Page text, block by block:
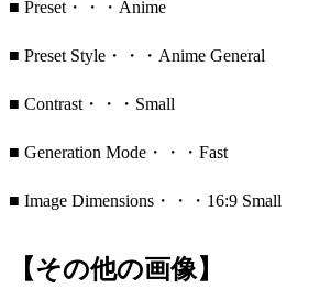
■ Preset・・・Anime
■ Preset Style・・・Anime General
■ Contrast・・・Small
■ Generation Mode・・・Fast
■ Image Dimensions・・・16:9 Small
【その他の画像】